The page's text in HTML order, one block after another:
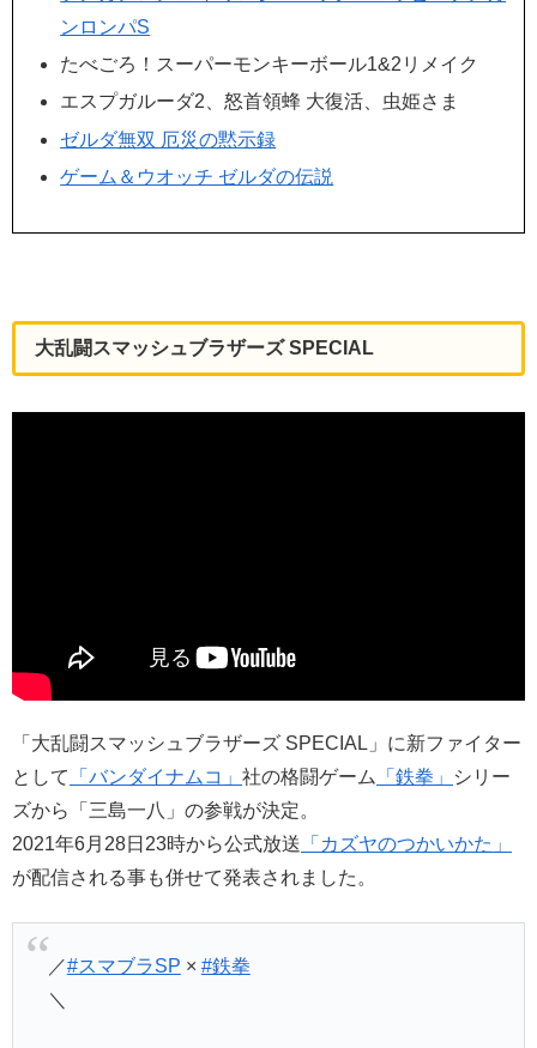
ンロンパS
たべごろ！スーパーモンキーボール1&2リメイク
エスプガルーダ2、怒首領蜂 大復活、虫姫さま
ゼルダ無双 厄災の黙示録
ゲーム＆ウオッチ ゼルダの伝説
大乱闘スマッシュブラザーズ SPECIAL
「大乱闘スマッシュブラザーズ SPECIAL」に新ファイター
として
「バンダイナムコ」 社の格闘ゲーム 「鉄拳」
シリー
ズから「三島一八」の参戦が決定。
2021年6月28日23時から公式放送 「カズヤのつかいかた」
が配信される事も併せて発表されました。
／#スマブラSP × #鉄拳
＼